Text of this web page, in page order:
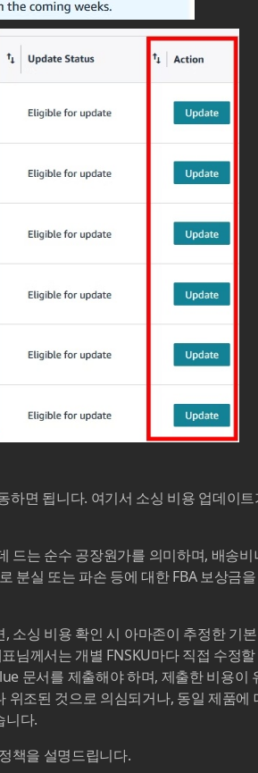
면 됩니다. 여기서 소싱 비용 업데이
드는 순수 공장원가를 의미하며, 배송
분실 또는 파손 등에 대한 FBA 보상금
소싱 비용 확인 시 아마존이 추정한 기
님께서는 개별 FNSKU마다 직접 수정
문서를 제출해야 하며, 제출한 비용이
조된 것으로 의심되거나, 동일 제품에
니다.
책을 설명드립니다.